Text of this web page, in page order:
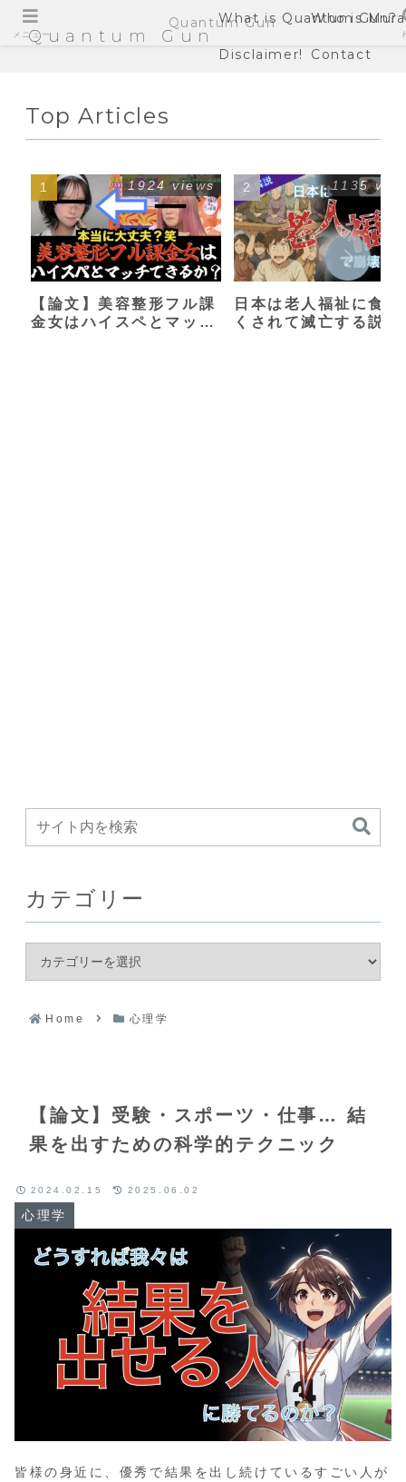
Quantum Gun
What is Quantum Gun?
Who is
Disclaimer! Contact
Top Articles
【論文】美容整形フル課
金女はハイスペとマッチ
1924 views
日本は老人福祉に食い
くされて滅亡する説
1135
カテゴリー
Home 心理学
【論文】受験・スポーツ・仕事… 結
果を出すための科学的テクニック
心理学
2024.02.15 2025.06.02
皆様の身近に、優秀で結果を出し続けているすごい人が
メニュー
Quantum Gun